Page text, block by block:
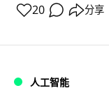
20 分享
人工智能